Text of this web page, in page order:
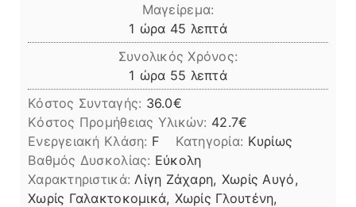
Μαγείρεμα:
1 ώρα
ώρα 45 λεπτά
λεπτά
Συνολικός Χρόνος:
1 ώρα
ώρα 55 λεπτά
λεπτά
Κόστος Συνταγής: 36.0€
Kόστος Προμήθειας Υλικών: 42.7
Ενεργειακή Κλάση: F Κατηγορία: Κυρίως
Βαθμός Δυσκολίας: Εύκολη
Χαρακτηριστικά: Λίγη Ζάχαρη, Χωρίς Αυγό,
Χωρίς Γαλακτοκομικά, Χωρίς Γλουτένη,